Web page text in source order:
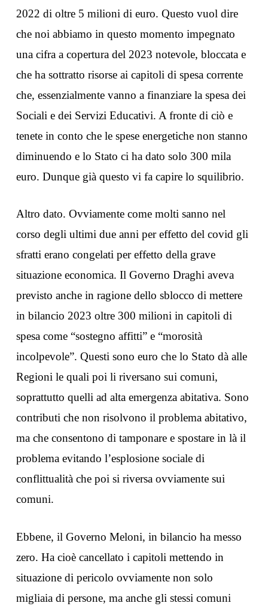
2022 di oltre 5 milioni di euro. Questo vuol dire
che noi abbiamo in questo momento impegnato
una cifra a copertura del 2023 notevole, bloccata e
che ha sottratto risorse ai capitoli di spesa corrente
che, essenzialmente vanno a finanziare la spesa dei
Sociali e dei Servizi Educativi. A fronte di ciò e
tenete in conto che le spese energetiche non stanno
diminuendo e lo Stato ci ha dato solo 300 mila
euro. Dunque già questo vi fa capire lo squilibrio.
Altro dato. Ovviamente come molti sanno nel
corso degli ultimi due anni per effetto del covid gli
sfratti erano congelati per effetto della grave
situazione economica. Il Governo Draghi aveva
previsto anche in ragione dello sblocco di mettere
in bilancio 2023 oltre 300 milioni in capitoli di
spesa come “sostegno affitti” e “morosità
incolpevole”. Questi sono euro che lo Stato dà alle
Regioni le quali poi li riversano sui comuni,
soprattutto quelli ad alta emergenza abitativa. Sono
contributi che non risolvono il problema abitativo,
ma che consentono di tamponare e spostare in là il
problema evitando l’esplosione sociale di
conflittualità che poi si riversa ovviamente sui
comuni.
Ebbene, il Governo Meloni, in bilancio ha messo
zero. Ha cioè cancellato i capitoli mettendo in
situazione di pericolo ovviamente non solo
migliaia di persone, ma anche gli stessi comuni